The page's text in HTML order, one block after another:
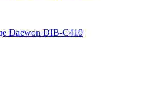
Daewon DIB-C410